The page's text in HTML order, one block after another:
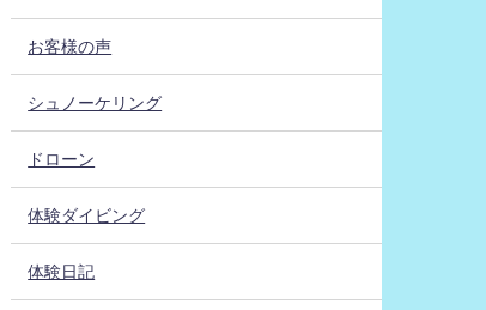
お客様の声
シュノーケリング
ドローン
体験ダイビング
体験日記